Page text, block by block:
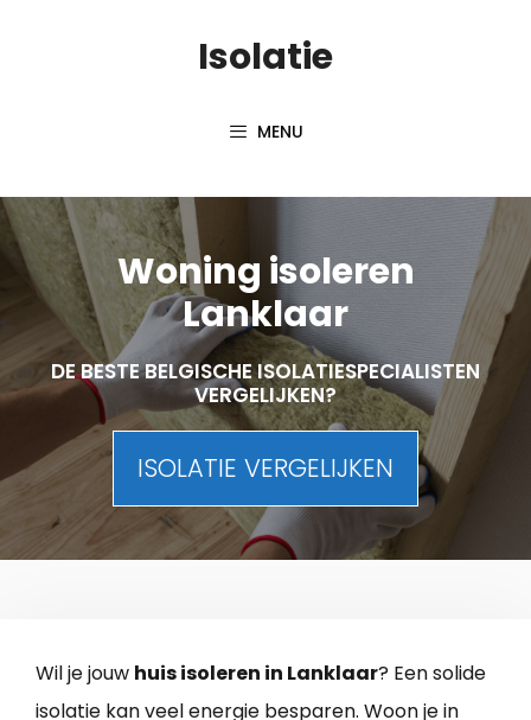
Isolatie
MENU
Woning isoleren
Lanklaar
DE BESTE BELGISCHE ISOLATIESPECIALISTEN
VERGELIJKEN?
ISOLATIE VERGELIJKEN
Wil je jouw huis isoleren in Lanklaar? Een solide
isolatie kan veel energie besparen. Woon je in